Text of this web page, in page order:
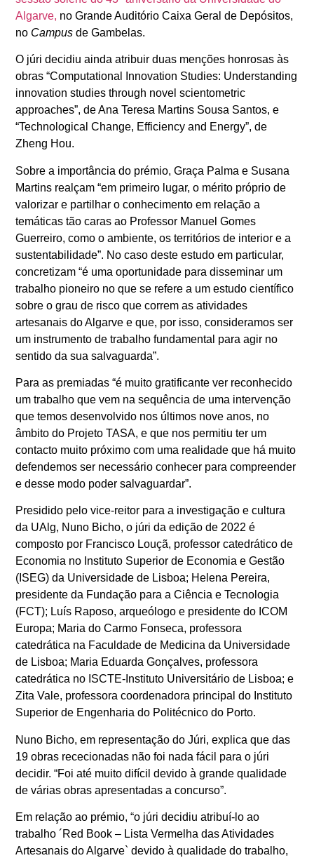
Algarve, no Grande Auditório Caixa Geral de Depósitos,
no Campusde Gambelas.
O júri decidiu ainda atribuir duas menções honrosas às
obras “Computational Innovation Studies: Understanding
innovation studies through novel scientometric
approaches”, de Ana Teresa Martins Sousa Santos, e
“Technological Change, Efficiency and Energy”, de
Zheng Hou.
Sobre a importância do prémio, Graça Palma e Susana
Martins realçam “em primeiro lugar, o mérito próprio de
valorizar e partilhar o conhecimento em relação a
temáticas tão caras ao Professor Manuel Gomes
Guerreiro, como o ambiente, os territórios de interior e a
sustentabilidade”. No caso deste estudo em particular,
concretizam “é uma oportunidade para disseminar um
trabalho pioneiro no que se refere a um estudo científico
sobre o grau de risco que correm as atividades
artesanais do Algarve e que, por isso, consideramos ser
um instrumento de trabalho fundamental para agir no
sentido da sua salvaguarda”.
Para as premiadas “é muito gratificante ver reconhecido
um trabalho que vem na sequência de uma intervenção
que temos desenvolvido nos últimos nove anos, no
âmbito do Projeto TASA, e que nos permitiu ter um
contacto muito próximo com uma realidade que há muito
defendemos ser necessário conhecer para compreender
e desse modo poder salvaguardar”.
Presidido pelo vice-reitor para a investigação e cultura
da UAlg, Nuno Bicho, o júri da edição de 2022 é
composto por Francisco Louçã, professor catedrático de
Economia no Instituto Superior de Economia e Gestão
(ISEG) da Universidade de Lisboa; Helena Pereira,
presidente da Fundação para a Ciência e Tecnologia
(FCT); Luís Raposo, arqueólogo e presidente do ICOM
Europa; Maria do Carmo Fonseca, professora
catedrática na Faculdade de Medicina da Universidade
de Lisboa; Maria Eduarda Gonçalves, professora
catedrática no ISCTE-Instituto Universitário de Lisboa; e
Zita Vale, professora coordenadora principal do Instituto
Superior de Engenharia do Politécnico do Porto.
Nuno Bicho, em representação do Júri, explica que das
19 obras rececionadas não foi nada fácil para o júri
decidir. “Foi até muito difícil devido à grande qualidade
de várias obras apresentadas a concurso”.
Em relação ao prémio, “o júri decidiu atribuí-lo ao
trabalho ´Red Book – Lista Vermelha das Atividades
Artesanais do Algarve` devido à qualidade do trabalho,